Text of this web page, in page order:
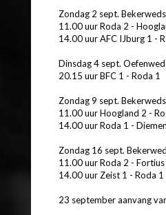
Zondag 2 sept.
11.00 uur Roda 2 -
14.00 uur AFC IJburg 1 -
Dinsdag 4 sept.
20.15 uur BFC 1 - Roda 1
Zondag 9 sept.
11.00 uur Hoogland 2 -
14.00 uur Roda 1 -
Zondag 16 sept.
11.00 uur Roda 2 - Fortius
14.00 uur Zeist 1 - Roda 1
23 september aanvang